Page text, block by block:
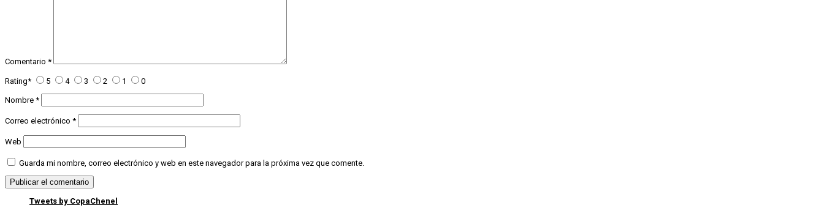
Comentario *
Rating* 5 4 3 2 1 0
Nombre *
Correo electrónico *
Web
Guarda mi nombre, correo electrónico y web en este navegador para la próxima vez que comente.
Tweets by CopaChenel